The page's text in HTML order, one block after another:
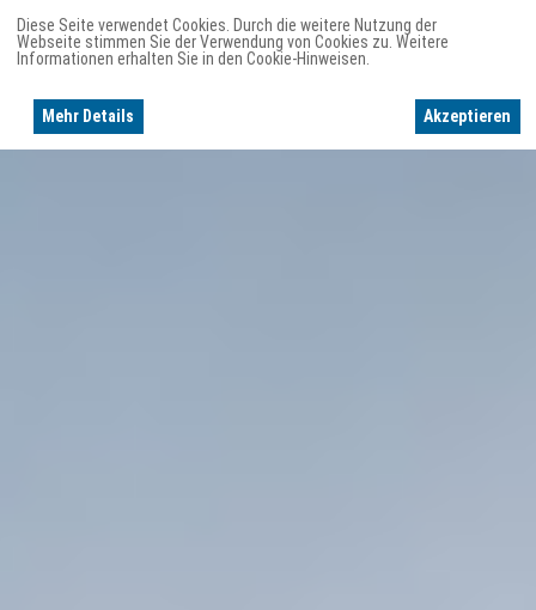
Diese Seite verwendet Cookies. Durch die weitere Nutzung der
Webseite stimmen Sie der Verwendung von Cookies zu. Weitere
Informationen erhalten Sie in den Cookie-Hinweisen.
Mehr Details Akzeptieren